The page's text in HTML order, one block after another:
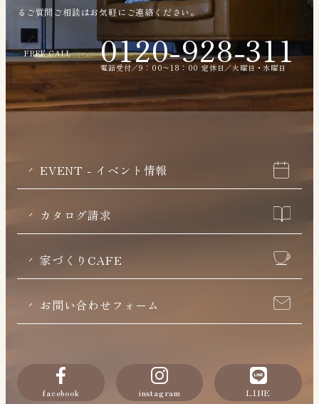
るご質問ご相談はお気軽にご連絡ください。
FREE CALL 0120-928-311
電話受付／9：00〜18：00 定休日／火曜日・水曜日
EVENT - イベント情報
カタログ請求
家づくりCAFE
お問い合わせフォーム
facebook instagram LINE